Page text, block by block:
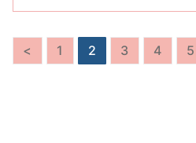
Paginação
< 1 2 3 4 5